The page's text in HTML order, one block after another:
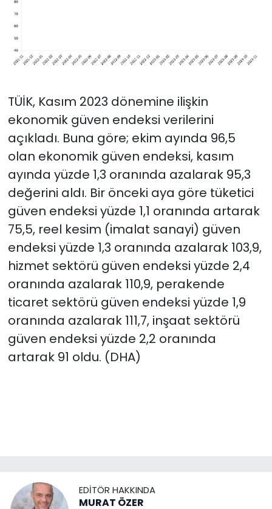
TÜİK, Kasım 2023 dönemine ilişkin
ekonomik güven endeksi verilerini
açıkladı. Buna göre; ekim ayında 96,5
olan ekonomik güven endeksi, kasım
ayında yüzde 1,3 oranında azalarak 95,3
değerini aldı. Bir önceki aya göre tüketici
güven endeksi yüzde 1,1 oranında artarak
75,5, reel kesim (imalat sanayi) güven
endeksi yüzde 1,3 oranında azalarak 103,9,
hizmet sektörü güven endeksi yüzde 2,4
oranında azalarak 110,9, perakende
ticaret sektörü güven endeksi yüzde 1,9
oranında azalarak 111,7, inşaat sektörü
güven endeksi yüzde 2,2 oranında
artarak 91 oldu. (DHA)
EDITÖR HAKKINDA
MURAT ÖZER